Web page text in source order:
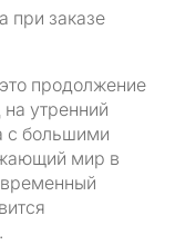
при заказе
продолжение
утренний
с большими
мир в